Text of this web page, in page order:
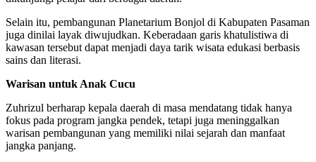
Selain itu, pembangunan Planetarium Bonjol di Kabupaten Pasaman
juga dinilai layak diwujudkan. Keberadaan garis khatulistiwa di
kawasan tersebut dapat menjadi daya tarik wisata edukasi berbasis
sains dan literasi.
Warisan untuk Anak Cucu
Zuhrizul berharap kepala daerah di masa mendatang tidak hanya
fokus pada program jangka pendek, tetapi juga meninggalkan
warisan pembangunan yang memiliki nilai sejarah dan manfaat
jangka panjang.